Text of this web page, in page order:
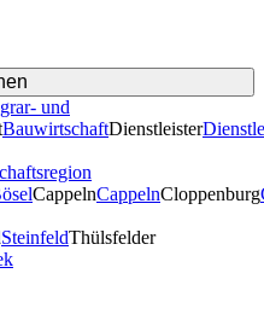
und
BauwirtschaftDienstleister
CappelnCappelnCloppenburg
SteinfeldThülsfelder